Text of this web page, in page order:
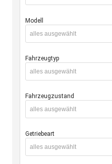
Modell
alles ausgewählt
Fahrzeugtyp
alles ausgewählt
Fahrzeugzustand
alles ausgewählt
Getriebeart
alles ausgewählt